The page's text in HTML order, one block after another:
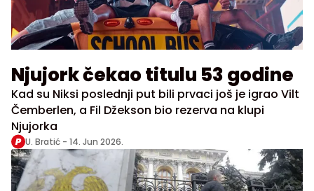
Njujork čekao titulu 53 godine
Kad su Niksi poslednji put bili prvaci još je igrao Vilt
Čemberlen, a Fil Džekson bio rezerva na klupi
Njujorka
U. Bratić - 14. Jun 2026.